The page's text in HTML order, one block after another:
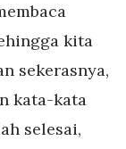
kita
sekerasnya,
kata-kata
selesai,